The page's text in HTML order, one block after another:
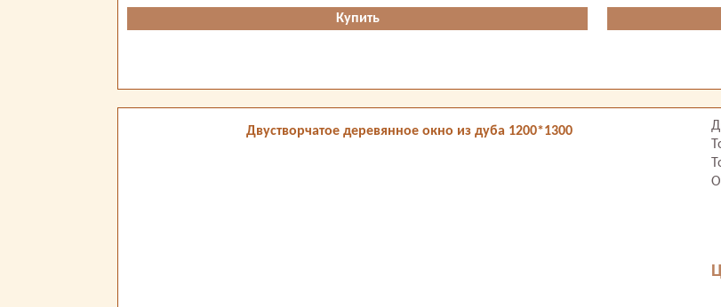
Купить
Двустворчатое деревянное окно из дуба 1200*1300